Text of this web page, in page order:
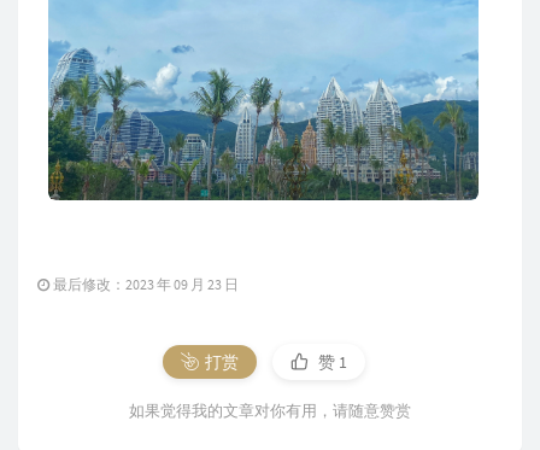
最后修改：2023 年 09 月 23 日
打赏 赞 1
如果觉得我的文章对你有用，请随意赞赏